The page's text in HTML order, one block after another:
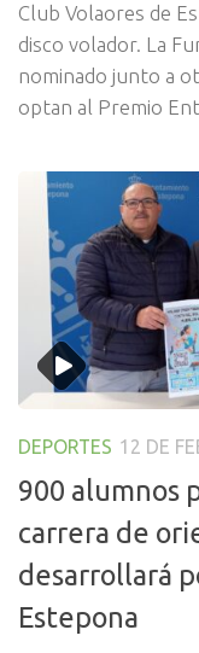
Club Volaores de
disco volador. La
nominado junto a
optan al Premio
DEPORTES 12 DE
900 alumnos
carrera de
desarrollará
Estepona